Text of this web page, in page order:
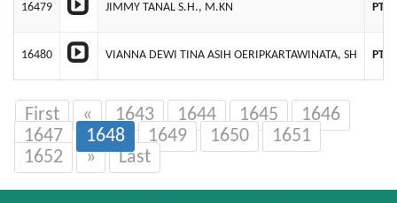
16479 JIMMY TANAL S.H., M.KN PT
16480 VIANNA DEWI TINA ASIH OERIPKARTAWINATA, SH PT
First « 1643 1644 1645
1646
1647
1648 1649 1650
1651
1652
» Last